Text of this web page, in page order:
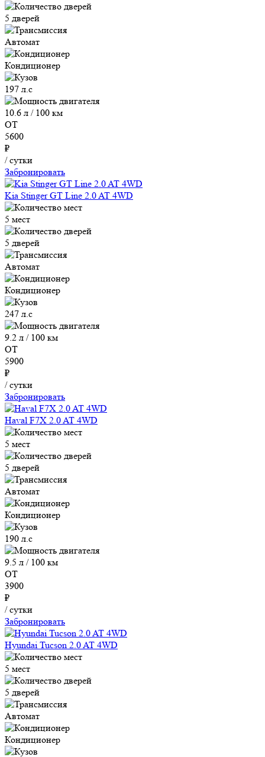
5 дверей
Автомат
Кондиционер
197 л.с
10.6 л / 100 км
ОТ
5600
₽
/ сутки
Забронировать
Kia Stinger GT Line 2.0 AT 4WD
5 мест
5 дверей
Автомат
Кондиционер
247 л.с
9.2 л / 100 км
ОТ
5900
₽
/ сутки
Забронировать
Haval F7X 2.0 AT 4WD
5 мест
5 дверей
Автомат
Кондиционер
190 л.с
9.5 л / 100 км
ОТ
3900
₽
/ сутки
Забронировать
Hyundai Tucson 2.0 AT 4WD
5 мест
5 дверей
Автомат
Кондиционер